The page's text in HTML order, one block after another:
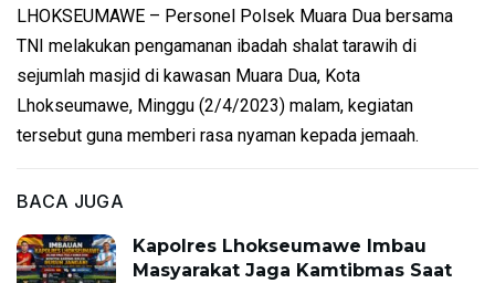
LHOKSEUMAWE – Personel Polsek Muara Dua bersama
TNI melakukan pengamanan ibadah shalat tarawih di
sejumlah masjid di kawasan Muara Dua, Kota
Lhokseumawe, Minggu (2/4/2023) malam, kegiatan
tersebut guna memberi rasa nyaman kepada jemaah.
BACA JUGA
Kapolres Lhokseumawe Imbau
Masyarakat Jaga Kamtibmas Saat